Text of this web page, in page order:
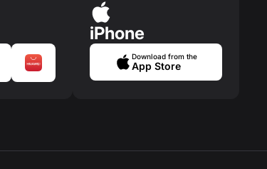
iPhone
Download from the
App Store